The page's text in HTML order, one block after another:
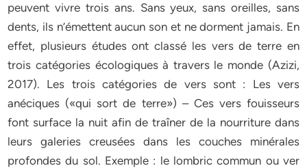
peuvent vivre trois ans. Sans yeux, sans oreilles, sans
dents, ils n’émettent aucun son et ne dorment jamais. En
effet, plusieurs études ont classé les vers de terre en
trois catégories écologiques à travers le monde (Azizi,
2017). Les trois catégories de vers sont : Les vers
anéciques («qui sort de terre») – Ces vers fouisseurs
font surface la nuit afin de traîner de la nourriture dans
leurs galeries creusées dans les couches minérales
profondes du sol. Exemple : le lombric commun ou ver